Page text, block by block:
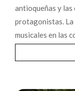
antioqueñas y
protagonistas.
musicales en las